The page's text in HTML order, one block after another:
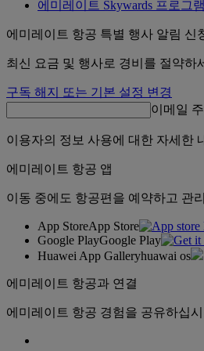
에미레이트 Skywards 프로그
에미레이트 항공 특별 행사 알림 신
최신 요금 및 행사로 경비를 절약하
구독 해지 또는 기본 설정 변경
이메일
이용자의 정보 사용에 대한 자세한
에미레이트 항공 앱
이동 중에도 항공편을 예약하고 관
App StoreApp Store
Google PlayGoogle Play
Huawei App Galleryhuawai os
에미레이트 항공과 연결
에미레이트 항공 경험을 공유하십